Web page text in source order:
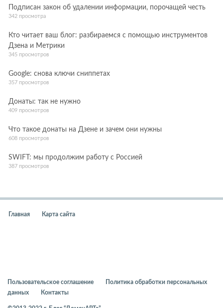
Подписан закон об удалении информации, порочащей честь
342 просмотра
Кто читает ваш блог: разбираемся с помощью инструментов
Дзена и Метрики
345 просмотров
Google: снова ключи сниппетах
357 просмотров
Донаты: так не нужно
409 просмотров
Что такое донаты на Дзене и зачем они нужны
608 просмотров
SWIFT: мы продолжим работу с Россией
387 просмотров
Главная Карта сайта
Пользовательское соглашение
Политика обработки персональных
данных
Контакты